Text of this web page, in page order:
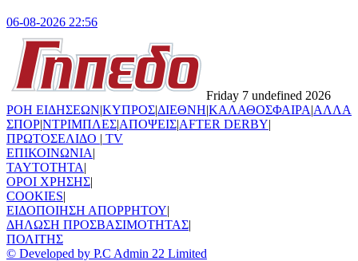
06-08-2026 22:56
Friday 7 undefined 2026
ΡΟΗ ΕΙΔΗΣΕΩΝ|ΚΥΠΡΟΣ|ΔΙΕΘΝΗ|ΚΑΛΑΘΟΣΦΑΙΡΑ|ΑΛΛΑ
ΣΠΟΡ|ΝΤΡΙΜΠΛΕΣ|ΑΠΟΨΕΙΣ|AFTER DERBY|
ΠΡΩΤΟΣΕΛΙΔΟ | TV
ΕΠΙΚΟΙΝΩΝΙΑ|
TAYTOTHTA|
ΟΡΟΙ ΧΡΗΣΗΣ|
COOKIES|
ΕΙΔΟΠΟΙΗΣΗ ΑΠΟΡΡΗΤΟΥ|
ΔΗΛΩΣΗ ΠΡΟΣΒΑΣΙΜΟΤΗΤΑΣ|
ΠΟΛΙΤΗΣ
© Developed by P.C Admin 22 Limited